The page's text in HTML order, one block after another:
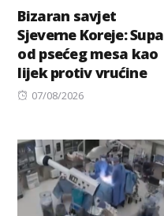
Bizaran savjet
Sjeverne Koreje: Supa
od psećeg mesa kao
lijek protiv vrućine
Posted
07/08/2026